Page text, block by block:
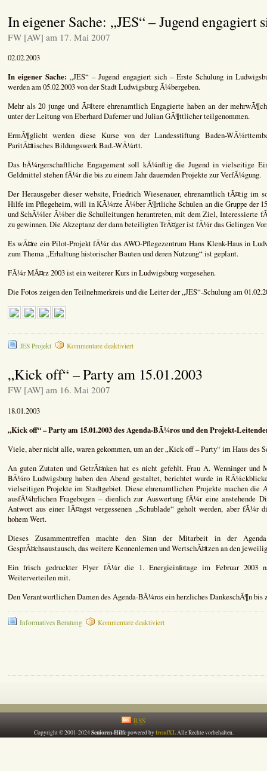
In eigener Sache: „JES“ – Jugend engagiert
FW [AW] am 17. Mai 2007
02.02.2003
In eigener Sache: „JES“ – Jugend engagiert sich – Erste Schulung in
werden am 05.02.2003 von der Stadt Ludwigsburg Ã¼bergeben.
Mehr als 20 junge und Ã¤ltere ehrenamtlich Engagierte haben an der
unter der Leitung von Eberhard Daferner und Julian GÃ¶ttlicher teilgenommen.
ErmÃ¶glicht werden diese Kurse von der Landesstiftung Baden-
ParitÃ¤tisches Bildungswerk Bad.-WÃ¼rtt.
Das bÃ¼rgerschaftliche Engagement soll kÃ¼nftig die Jugend in vielseitige
Geldmittel stehen fÃ¼r die bis zu einem Jahr dauernden Projekte zur VerfÃ¼gung.
Der Herausgeber dieser website, Friedrich Wiesenauer, ehrenamtlich tÃ¤tig im
Hilfe im Pflegeheim, will in KÃ¼rze Ã¼ber Ã¶rtliche Schulen an die Gruppe der
und SchÃ¼ler Ã¼ber die Schulleitungen herantreten, mit dem Ziel, Interessierte
zu gewinnen. Die Akzeptanz der dann beteiligten TrÃ¤ger ist fÃ¼r das Gelingen
Es wÃ¤re ein Pilot-Projekt fÃ¼r das AWO-Pflegezentrum Hans Klenk-Haus in
zum Thema „Erhaltung historischer Bauten und deren Nutzung“ ist geplant.
FÃ¼r MÃ¤rz 2003 ist ein weiterer Kurs in Ludwigsburg vorgesehen.
Die Fotos zeigen den Teilnehmerkreis und die Leiter der „JES“-Schulung am
JES Projekt Kommentare deaktiviertfür
Sache:
„Kick off“ – Party am 15.01.2003
FW [AW] am 16. Mai 2007
18.01.2003
„Kick off“ – Party am 15.01.2003 des Agenda-BÃ¼ros und den Projekt-
Viele, aber nicht alle, waren gekommen, um an der „Kick off – Party“ im Haus des
An guten Zutaten und GetrÃ¤nken hat es nicht gefehlt. Frau A. Wenninger und
BÃ¼ro Ludwigsburg haben den Abend gestaltet, berichtet wurde in
vielseitigen Projekte im Stadtgebiet. Diese ehrenamtlichen Projekte machen die
ausfÃ¼hrlichen Fragebogen – dienlich zur Auswertung fÃ¼r eine anstehende
Antwort aus einer lÃ¤ngst vergessenen „Schublade“ geholt werden, aber fÃ¼r
hohem Wert.
Dieses Zusammentreffen machte den Sinn der Mitarbeit in der
GesprÃ¤chsaustausch, das weitere Kennenlernen und WertschÃ¤tzen an den
Ein frisch gedruckter Flyer fÃ¼r die 1. Energieinfotage im Februar 2003
Weiterverteilen mit.
Den Verantwortlichen Damen des Agenda-BÃ¼ros ein herzliches DankeschÃ¶n bis
Informatives Beratung Kommentare deaktiviertfür
RSS
Copyright © 2001-2024Senioren-Hilfepowered bytrendXLAlle Rechte vorbehalten.